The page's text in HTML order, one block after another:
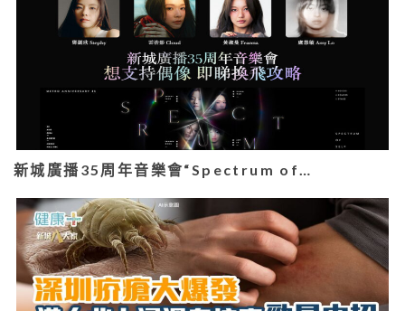
新城廣播35周年音樂會“Spectrum of…